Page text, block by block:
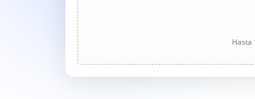
Hasta